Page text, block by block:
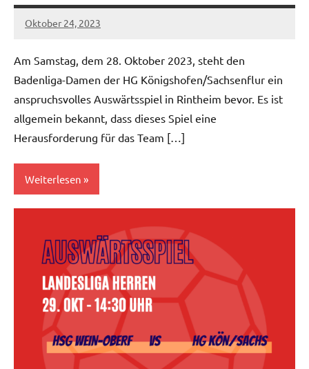
Oktober 24, 2023
hgadmin
Am Samstag, dem 28. Oktober 2023, steht den
Badenliga-Damen der HG Königshofen/Sachsenflur ein
anspruchsvolles Auswärtsspiel in Rintheim bevor. Es ist
allgemein bekannt, dass dieses Spiel eine
Herausforderung für das Team […]
Weiterlesen